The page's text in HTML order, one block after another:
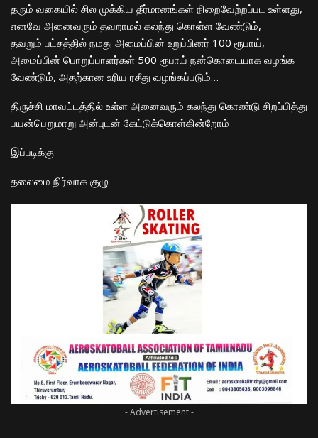
தரும் வகையில் சில முக்கிய தீர்மானங்கள் நிறைவேற்றப்பட உள்ளது,
எனவே அனைவரும் தவறாமல் கலந்து கொள்ள வேண்டும்,
தவறும் பட்சத்தில் நமது அமைப்பின் உறுப்பினர் 100 ரூபாய்,
அமைப்பின் பொறுப்பாளர்கள் 500 ரூபாய் நன்கொடையாக வழங்க
வேண்டும், அதற்கான உரிய ரசீது வழங்கப்படும்…
திருச்சி மாவட்டத்தில் உள்ள அனைவரும் கலந்து கொண்டு சிறப்பித்து
பயன்பெறுமாறு அன்புடன் கேட்டுக்கொள்கின்றோம்
இப்படிக்கு
தலைமை நிர்வாக குழு
- Advertisement -